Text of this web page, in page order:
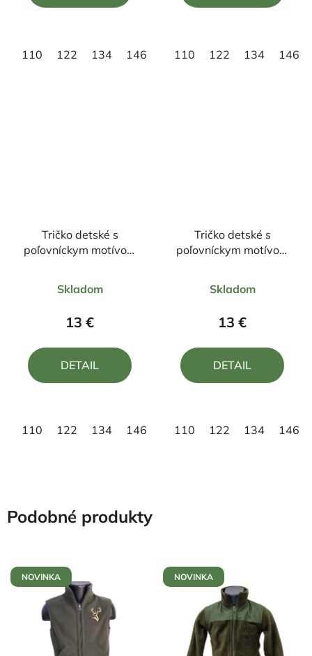
110 122 134 146 158110 122 134 146
Tričko detské s
poľovníckym motívom
hodnotenie
produktu
z
Skladom
13 €
DETAIL
110 122 134 146 158
Tričko detské s
poľovníckym motívom
hodnotenie
produktu
z
Skladom
13 €
DETAIL
110 122 134 146
Podobné produkty
NOVINKA NOVINKA